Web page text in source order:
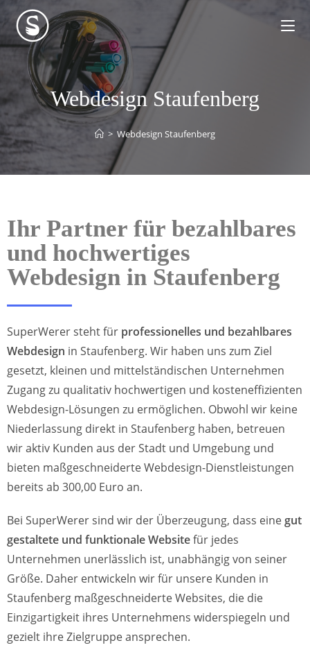
Webdesign Staufenberg
> Webdesign Staufenberg
Ihr Partner für bezahlbares
und hochwertiges
Webdesign in Staufenberg
SuperWerer steht für professionelles und bezahlbares
Webdesign in Staufenberg. Wir haben uns zum Ziel
gesetzt, kleinen und mittelständischen Unternehmen
Zugang zu qualitativ hochwertigen und kosteneffizienten
Webdesign-Lösungen zu ermöglichen. Obwohl wir keine
Niederlassung direkt in Staufenberg haben, betreuen
wir aktiv Kunden aus der Stadt und Umgebung und
bieten maßgeschneiderte Webdesign-Dienstleistungen
bereits ab 300,00 Euro an.
Bei SuperWerer sind wir der Überzeugung, dass eine gut
gestaltete und funktionale Websitefür jedes
Unternehmen unerlässlich ist, unabhängig von seiner
Größe. Daher entwickeln wir für unsere Kunden in
Staufenberg maßgeschneiderte Websites, die die
Einzigartigkeit ihres Unternehmens widerspiegeln und
gezielt ihre Zielgruppe ansprechen.